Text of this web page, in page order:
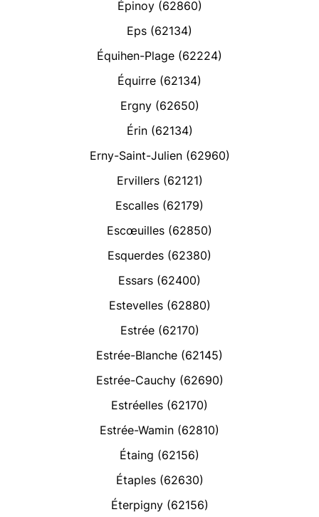
Épinoy (62860)
Eps (62134)
Équihen-Plage (62224)
Équirre (62134)
Ergny (62650)
Érin (62134)
Erny-Saint-Julien (62960)
Ervillers (62121)
Escalles (62179)
Escœuilles (62850)
Esquerdes (62380)
Essars (62400)
Estevelles (62880)
Estrée (62170)
Estrée-Blanche (62145)
Estrée-Cauchy (62690)
Estréelles (62170)
Estrée-Wamin (62810)
Étaing (62156)
Étaples (62630)
Éterpigny (62156)